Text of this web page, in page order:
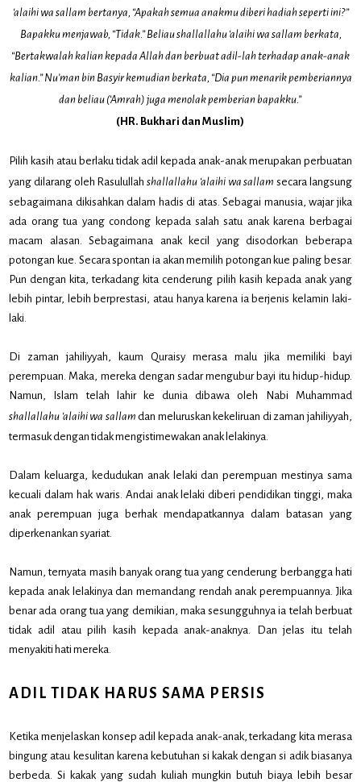
‘alaihi wa sallam bertanya, “Apakah semua anakmu diberi hadiah seperti ini?”
Bapakku menjawab, “Tidak.” Beliau shallallahu ‘alaihi wa sallam berkata,
“Bertakwalah kalian kepada Allah dan berbuat adil-lah terhadap anak-anak
kalian.” Nu’man bin Basyir kemudian berkata, “Dia pun menarik pemberiannya
dan beliau (‘Amrah) juga menolak pemberian bapakku.”
(HR. Bukhari dan Muslim)
Pilih kasih atau berlaku tidak adil kepada anak-anak merupakan perbuatan
yang dilarang oleh Rasulullahshallallahu ‘alaihi wa sallamsecara langsung
sebagaimana dikisahkan dalam hadis di atas. Sebagai manusia, wajar jika
ada orang tua yang condong kepada salah satu anak karena berbagai
macam alasan. Sebagaimana anak kecil yang disodorkan beberapa
potongan kue. Secara spontan ia akan memilih potongan kue paling besar.
Pun dengan kita, terkadang kita cenderung pilih kasih kepada anak yang
lebih pintar, lebih berprestasi, atau hanya karena ia berjenis kelamin laki-
laki.
Di zaman jahiliyyah, kaum Quraisy merasa malu jika memiliki bayi
perempuan. Maka, mereka dengan sadar mengubur bayi itu hidup-hidup.
Namun, Islam telah lahir ke dunia dibawa oleh Nabi Muhammad
shallallahu ‘alaihi wa sallamdan meluruskan kekeliruan di zaman jahiliyyah,
termasuk dengan tidak mengistimewakan anak lelakinya.
Dalam keluarga, kedudukan anak lelaki dan perempuan mestinya sama
kecuali dalam hak waris. Andai anak lelaki diberi pendidikan tinggi, maka
anak perempuan juga berhak mendapatkannya dalam batasan yang
diperkenankan syariat.
Namun, ternyata masih banyak orang tua yang cenderung berbangga hati
kepada anak lelakinya dan memandang rendah anak perempuannya. Jika
benar ada orang tua yang demikian, maka sesungguhnya ia telah berbuat
tidak adil atau pilih kasih kepada anak-anaknya. Dan jelas itu telah
menyakiti hati mereka.
ADIL TIDAK HARUS SAMA PERSIS
Ketika menjelaskan konsep adil kepada anak-anak, terkadang kita merasa
bingung atau kesulitan karena kebutuhan si kakak dengan si adik biasanya
berbeda. Si kakak yang sudah kuliah mungkin butuh biaya lebih besar